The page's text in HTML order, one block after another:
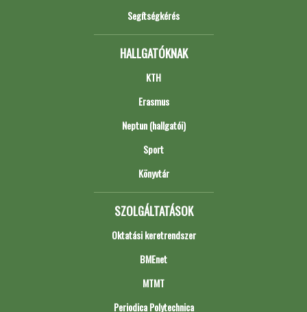
Segítségkérés
HALLGATÓKNAK
KTH
Erasmus
Neptun (hallgatói)
Sport
Könyvtár
SZOLGÁLTATÁSOK
Oktatási keretrendszer
BMEnet
MTMT
Periodica Polytechnica